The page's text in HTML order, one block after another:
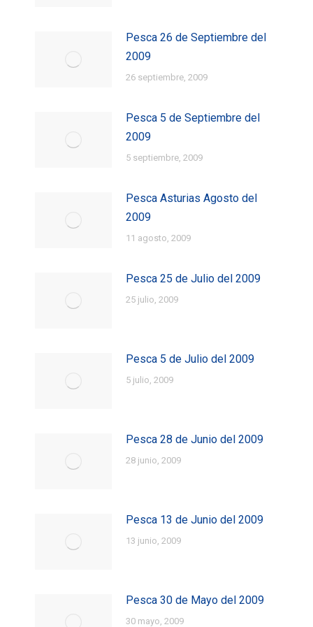
Pesca 26 de Septiembre del
2009
26 septiembre, 2009
Pesca 5 de Septiembre del
2009
5 septiembre, 2009
Pesca Asturias Agosto del
2009
11 agosto, 2009
Pesca 25 de Julio del 2009
25 julio, 2009
Pesca 5 de Julio del 2009
5 julio, 2009
Pesca 28 de Junio del 2009
28 junio, 2009
Pesca 13 de Junio del 2009
13 junio, 2009
Pesca 30 de Mayo del 2009
30 mayo, 2009